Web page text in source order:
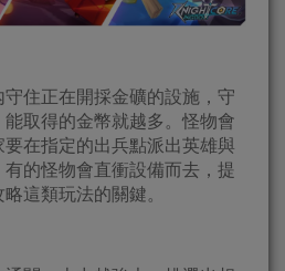
住正在開採金礦的設施，守
取得的金幣就越多。怪物會
在指定的出兵點派出英雄與
的怪物會直衝設備而去，提
這類玩法的關鍵。